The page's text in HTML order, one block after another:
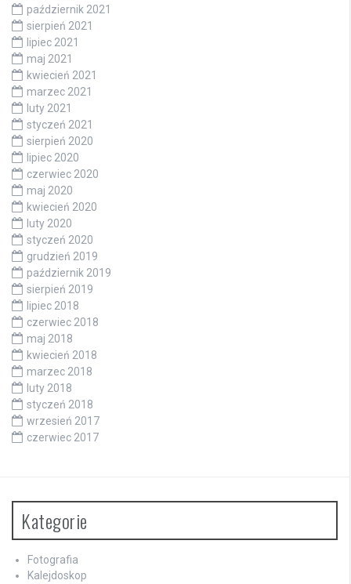
październik 2021
sierpień 2021
lipiec 2021
maj 2021
kwiecień 2021
marzec 2021
luty 2021
styczeń 2021
sierpień 2020
lipiec 2020
czerwiec 2020
maj 2020
kwiecień 2020
luty 2020
styczeń 2020
grudzień 2019
październik 2019
sierpień 2019
lipiec 2018
czerwiec 2018
maj 2018
kwiecień 2018
marzec 2018
luty 2018
styczeń 2018
wrzesień 2017
czerwiec 2017
Kategorie
Fotografia
Kalejdoskop